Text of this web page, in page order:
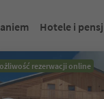
zakładkę, aby
Hotele i
rezerwacji online